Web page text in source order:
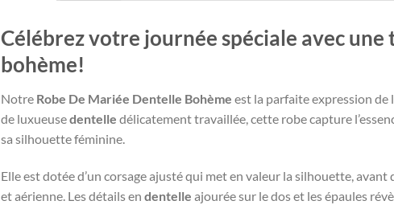
Célébrez votre journée spéciale avec une
bohème!
Notre Robe De Mariée Dentelle Bohème est la parfaite expression de
de luxueusedentelle délicatement travaillée, cette robe capture
sa silhouette féminine.
Elle est dotée d’un corsage ajusté qui met en valeur la silhouette, avant
et aérienne. Les détails en dentelle ajourée sur le dos et les épaules